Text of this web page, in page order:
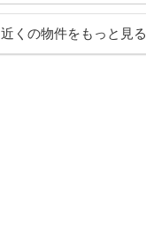
近くの物件をもっと見る